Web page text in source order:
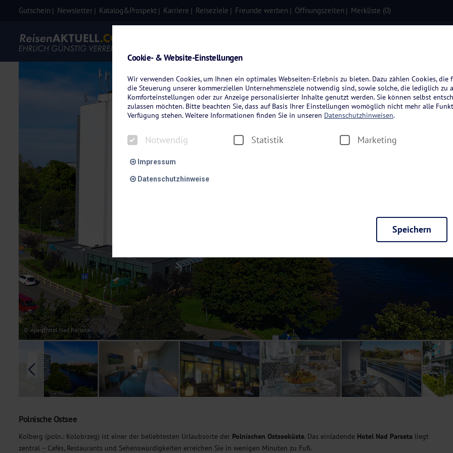
Gutschein Newsletter Katalog&Prospekt Karriere Reiseziele Freunde werben Öffnungszeiten Merkliste (0)
© Aparthotel Nad Parseta
Polnische Ostsee
Kolberg (poln.: Kolobrzeg) ist einer der beliebtesten Urlaubsorte der Polnischen Ostseeküste. Das einladende Hotel Nad Parseta liegt
zentral – Cafés, Restaurants und Sehenswürdigkeiten erreichen Sie in wenigen Minuten zu Fuß.
Cookie- & Website-Einstellungen
Wir verwenden Cookies, um Ihnen ein optimales Webseiten-Erlebnis zu bieten. Dazu zählen Cookies,
die Steuerung unserer kommerziellen Unternehmensziele notwendig sind, sowie solche, die lediglich zu
Komforteinstellungen oder zur Anzeige personalisierter Inhalte genutzt werden. Sie können selbst
zulassen möchten. Bitte beachten Sie, dass auf Basis Ihrer Einstellungen womöglich nicht mehr alle
Verfügung stehen. Weitere Informationen finden Sie in unseren Datenschutzhinweisen.
Notwendig Statistik Marketing
Impressum
Datenschutzhinweise
Diese Cookies sind für den Betrieb der Seite unbedingt notwendig und ermöglichen beispielsweise
möchten, um Ihnen unsere Dienste bei einem erneuten Besuch unserer Seite schneller zur Verfügung zu
Statistik
Um unser Angebot und unsere Webseite weiter zu verbessern, erfassen wir anonymisierte Daten für
dieser Cookies können wir beispielsweise die Besucherzahlen und den Effekt bestimmter Seiten unseres
unsere Inhalte optimieren. Wir nutzen hierfür Dienste von Google und Facebook. Durch diese Dienste
Übermittlung, der auf unsere Website erfassten Daten, kommen. Weitere Hinweise zu der Verarbeitung
Datenschutzhinweisen
. Sie können Ihre Einwilligung jederzeit in den Cookie-Einstellungenwiderrufen.
Marketing
Diese Cookies werden genutzt, um Ihnen personalisierte Inhalte, passend zu Ihren Interessen anzuzeigen.
Speichern